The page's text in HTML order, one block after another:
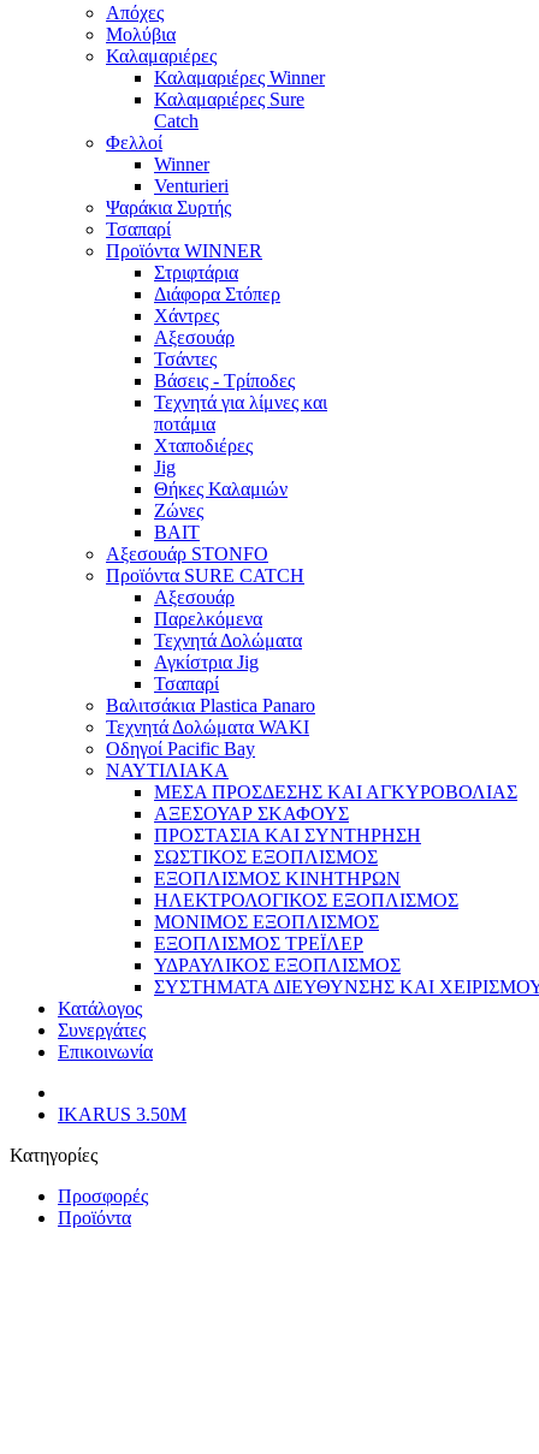
Απόχες
Μολύβια
Καλαμαριέρες
Καλαμαριέρες Winner
Καλαμαριέρες Sure
Catch
Φελλοί
Winner
Venturieri
Ψαράκια Συρτής
Τσαπαρί
Προϊόντα WINNER
Στριφτάρια
Διάφορα Στόπερ
Χάντρες
Αξεσουάρ
Τσάντες
Βάσεις - Τρίποδες
Τεχνητά για λίμνες και
ποτάμια
Χταποδιέρες
Jig
Θήκες Καλαμιών
Ζώνες
BAIT
Αξεσουάρ STONFO
Προϊόντα SURE CATCH
Αξεσουάρ
Παρελκόμενα
Τεχνητά Δολώματα
Αγκίστρια Jig
Τσαπαρί
Βαλιτσάκια Plastica Panaro
Τεχνητά Δολώματα WAKI
Οδηγοί Pacific Bay
ΝΑΥΤΙΛΙΑΚΑ
ΜΕΣΑ ΠΡΟΣΔΕΣΗΣ ΚΑΙ ΑΓΚΥΡΟΒΟΛΙΑΣ
ΑΞΕΣΟΥΑΡ ΣΚΑΦΟΥΣ
ΠΡΟΣΤΑΣΙΑ ΚΑΙ ΣΥΝΤΗΡΗΣΗ
ΣΩΣΤΙΚΟΣ ΕΞΟΠΛΙΣΜΟΣ
ΕΞΟΠΛΙΣΜΟΣ ΚΙΝΗΤΗΡΩΝ
ΗΛΕΚΤΡΟΛΟΓΙΚΟΣ ΕΞΟΠΛΙΣΜΟΣ
ΜΟΝΙΜΟΣ ΕΞΟΠΛΙΣΜΟΣ
ΕΞΟΠΛΙΣΜΟΣ ΤΡΕΪΛΕΡ
ΥΔΡΑΥΛΙΚΟΣ ΕΞΟΠΛΙΣΜΟΣ
ΣΥΣΤΗΜΑΤΑ ΔΙΕΥΘΥΝΣΗΣ ΚΑΙ
Κατάλογος
Συνεργάτες
Επικοινωνία
IKARUS 3.50M
Κατηγορίες
Προσφορές
Προϊόντα